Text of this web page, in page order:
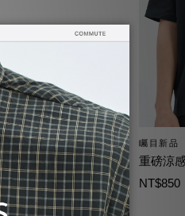
矚目新品
重磅涼
NT$850